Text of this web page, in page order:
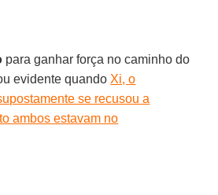
para ganhar força no caminho do
evidente quando Xi, o
se recusou a
ambos estavam no